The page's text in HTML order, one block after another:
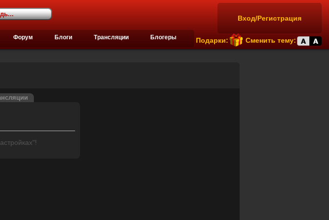
Вход/Регистрация
Подарки: Сменить тему:
Форум Блоги Трансляции Блогеры